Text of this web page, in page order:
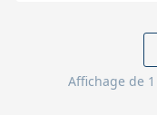
Affichage de